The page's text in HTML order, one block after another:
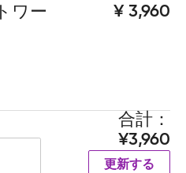
ワー
3,960
合計
3,960
更新する